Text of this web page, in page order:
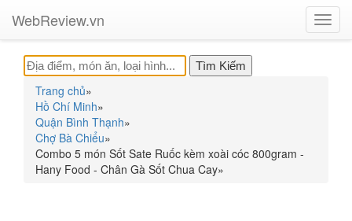
WebReview.vn
Trang chủ»
Hồ Chí Minh»
Quận Bình Thạnh»
Chợ Bà Chiểu»
Combo 5 món Sốt Sate Ruốc kèm xoài cóc 800gram -
Hany Food - Chân Gà Sốt Chua Cay»